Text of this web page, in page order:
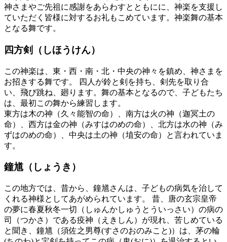
神さまやご先祖に感謝をあらわすとともにに、神楽を支援し
ていただく皆様に対するお礼もこめています。神楽舞の基本
となる舞です。
四方剣（しほうけん）
この神楽は、東・西・南・北・中央の神々を鎮め、神さまを
お招きする舞です。 四人が鈴と剣を持ち、剣先を取り合
い、飛び跳ね、廻ります。舞の基本となるので、子どもたち
は、最初この舞から練習します。
東方は木の神（久々能智の命）、南方は火の神（迦冥土の
命）、西方は金の神（みすはのめの命）、北方は水の神（み
ずはのめの命）、中央は土の神（埴安の命）と言われていま
す。
鐘馗（しょうき）
この地方では、昔から、鐘馗さんは、子どもの病気を治して
くれる神様としてあがめられています。 昔、唐の玄宗皇帝
の夢に春夏秋冬一切（しゅんかしゅうとういっさい）の病の
司（つかさ）である疫神（えきしん）が現れ、苦しめている
と聞き、鐘馗（須佐之男尊(すさのおのみこと)）は、茅の輪